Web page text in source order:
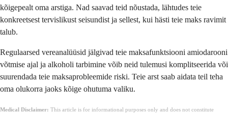
kõigepealt oma arstiga. Nad saavad teid nõustada, lähtudes teie
konkreetsest tervislikust seisundist ja sellest, kui hästi teie maks ravimit
talub.
Regulaarsed vereanalüüsid jälgivad teie maksafunktsiooni amiodarooni
võtmise ajal ja alkoholi tarbimine võib neid tulemusi komplitseerida või
suurendada teie maksaprobleemide riski. Teie arst saab aidata teil teha
oma olukorra jaoks kõige ohutuma valiku.
Medical Disclaimer: This article is for informational purposes only and does not constitute